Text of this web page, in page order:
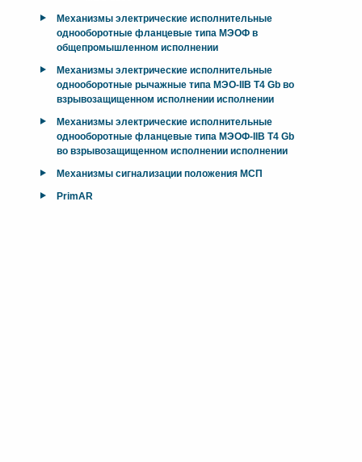
Механизмы электрические исполнительные
однооборотные фланцевые типа МЭОФ в
общепромышленном исполнении
Механизмы электрические исполнительные
однооборотные рычажные типа МЭО-IIB T4 Gb во
взрывозащищенном исполнении исполнении
Механизмы электрические исполнительные
однооборотные фланцевые типа МЭОФ-IIB T4 Gb
во взрывозащищенном исполнении исполнении
Механизмы сигнализации положения МСП
PrimAR